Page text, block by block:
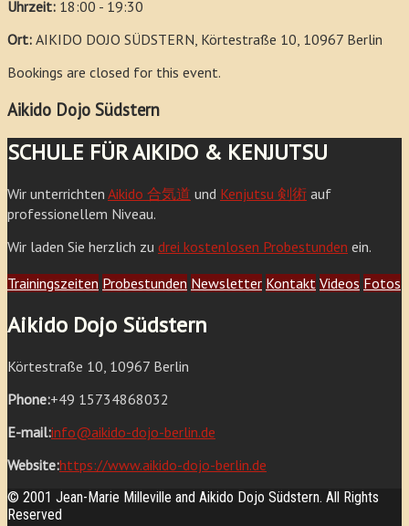
Uhrzeit: 18:00 - 19:30
Ort: AIKIDO DOJO SÜDSTERN, Körtestraße 10, 10967 Berlin
Bookings are closed for this event.
Aikido Dojo Südstern
SCHULE FÜR AIKIDO & KENJUTSU
Wir unterrichten Aikido 合気道 und Kenjutsu 剣術 auf
professionellem Niveau.
Wir laden Sie herzlich zu drei kostenlosen Probestunden ein.
Trainingszeiten Probestunden Newsletter Kontakt Videos Fotos
Aikido Dojo Südstern
Körtestraße 10, 10967 Berlin
Phone:+49 15734868032
E-mail:info@aikido-dojo-berlin.de
Website:https://www.aikido-dojo-berlin.de
© 2001 Jean-Marie Milleville and Aikido Dojo Südstern. All Rights
Reserved